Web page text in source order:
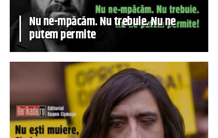
Nu ne-mpăcăm. Nu trebuie. Nu ne
putem permite